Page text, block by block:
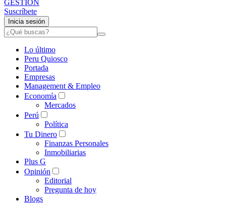
Suscríbete
Inicia sesión
Lo último
Peru Quiosco
Portada
Empresas
Management & Empleo
Economía
Mercados
Perú
Política
Tu Dinero
Finanzas Personales
Inmobiliarias
Plus G
Opinión
Editorial
Pregunta de hoy
Blogs